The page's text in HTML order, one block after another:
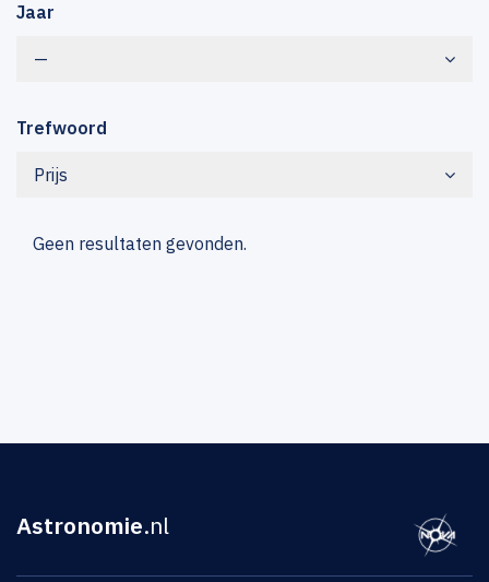
Jaar
—
Trefwoord
Prijs
Geen resultaten gevonden.
Astronomie.nl